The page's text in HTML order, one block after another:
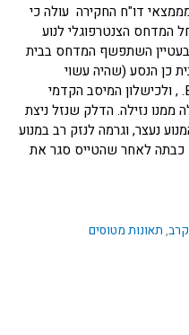
דו"ח החקירה עולה כי
המדחס הצנטרפוגלי לנוע
השתפשף המדחס בבית
כן הנסע (שהיה עשוי
מיציקה),לשבירת המתנע ורכיב ה-B.P.C. , ולכישלון המיסב הקדמי
ממנו נזילה. הדלק שנזל ניצת
נעצר, וגרמה לנזק רב במנוע
כבתה לאחר שהטייס סגר את
, תאונות מטוסים